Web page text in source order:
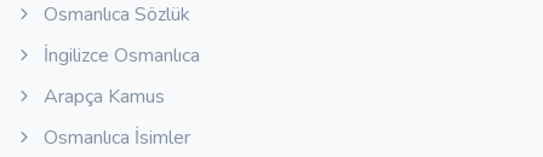
Osmanlıca Sözlük
İngilizce Osmanlıca
Arapça Kamus
Osmanlıca İsimler